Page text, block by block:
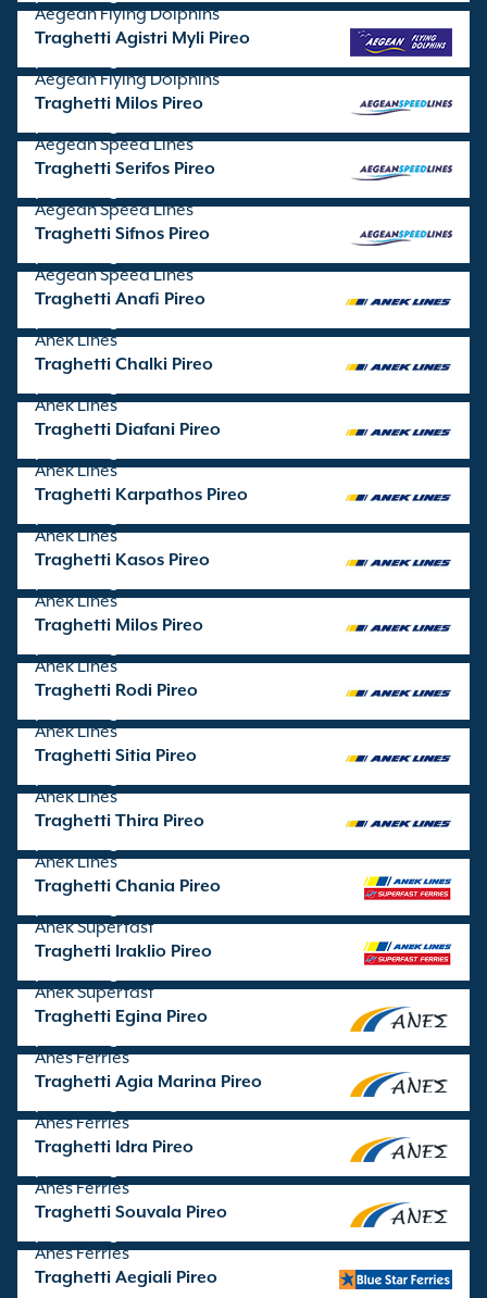
Aegean Flying Dolphins
Traghetti Agistri Myli Pireo
Aegean Flying Dolphins
Traghetti Milos Pireo
Aegean Speed Lines
Traghetti Serifos Pireo
Aegean Speed Lines
Traghetti Sifnos Pireo
Aegean Speed Lines
Traghetti Anafi Pireo
Anek Lines
Traghetti Chalki Pireo
Anek Lines
Traghetti Diafani Pireo
Anek Lines
Traghetti Karpathos Pireo
Anek Lines
Traghetti Kasos Pireo
Anek Lines
Traghetti Milos Pireo
Anek Lines
Traghetti Rodi Pireo
Anek Lines
Traghetti Sitia Pireo
Anek Lines
Traghetti Thira Pireo
Anek Lines
Traghetti Chania Pireo
Anek Superfast
Traghetti Iraklio Pireo
Anek Superfast
Traghetti Egina Pireo
Anes Ferries
Traghetti Agia Marina Pireo
Anes Ferries
Traghetti Idra Pireo
Anes Ferries
Traghetti Souvala Pireo
Anes Ferries
Traghetti Aegiali Pireo